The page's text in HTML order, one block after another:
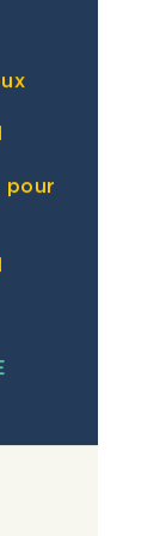
pour
offres
antérieure à